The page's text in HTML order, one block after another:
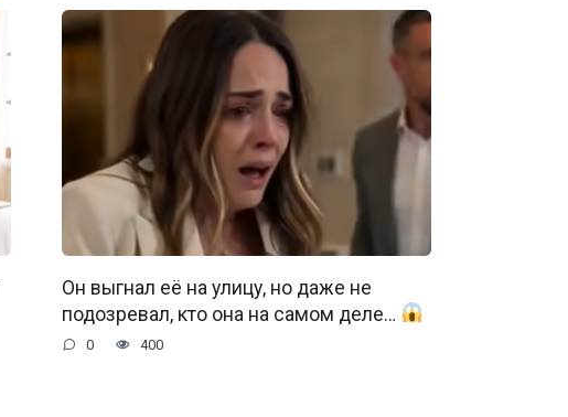
Он выгнал её на улицу, но даже не
подозревал, кто она на самом деле…
0 400